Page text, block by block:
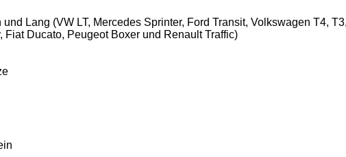
Lang (VW LT, Mercedes Sprinter, Ford Transit, Volkswagen T4,
Fiat Ducato, Peugeot Boxer und Renault Traffic)